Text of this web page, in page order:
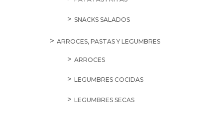
SNACKS SALADOS
ARROCES, PASTAS Y LEGUMBRES
ARROCES
LEGUMBRES COCIDAS
LEGUMBRES SECAS